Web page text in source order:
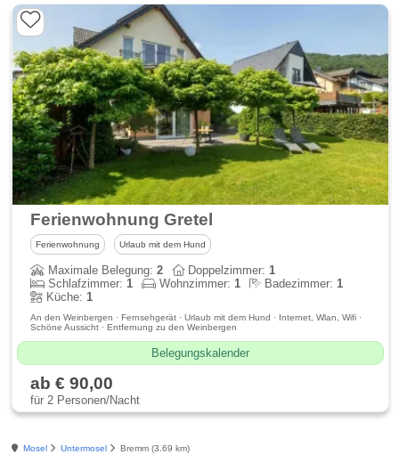
Ferienwohnung Gretel
Ferienwohnung Urlaub mit dem Hund
Maximale Belegung:2 Doppelzimmer:1
Schlafzimmer:1 Wohnzimmer:1 Badezimmer:1
Küche:1
An den Weinbergen · Fernsehgerät · Urlaub mit dem Hund · Internet, Wlan, Wifi ·
Schöne Aussicht · Entfernung zu den Weinbergen
Belegungskalender
ab € 90,00
für 2 Personen/Nacht
Mosel Untermosel Bremm (3.69 km)